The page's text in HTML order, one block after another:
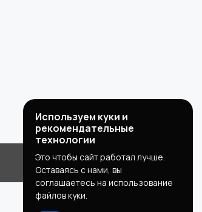
Используем куки и
рекомендательные
технологии
Это чтобы сайт работал лучше.
Оставаясь с нами, вы
соглашаетесь на использование
файлов куки.